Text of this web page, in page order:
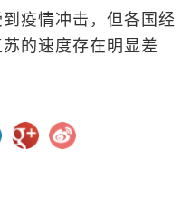
疫情冲击，但各国经
的速度存在明显差